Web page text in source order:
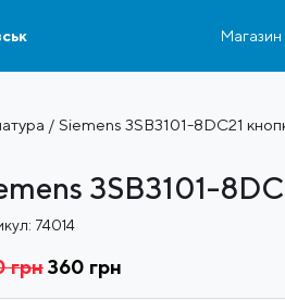
Магазин
/ Siemens 3SB3101-8DC21
3SB3101-
74014
грнОригінальна
360 грн